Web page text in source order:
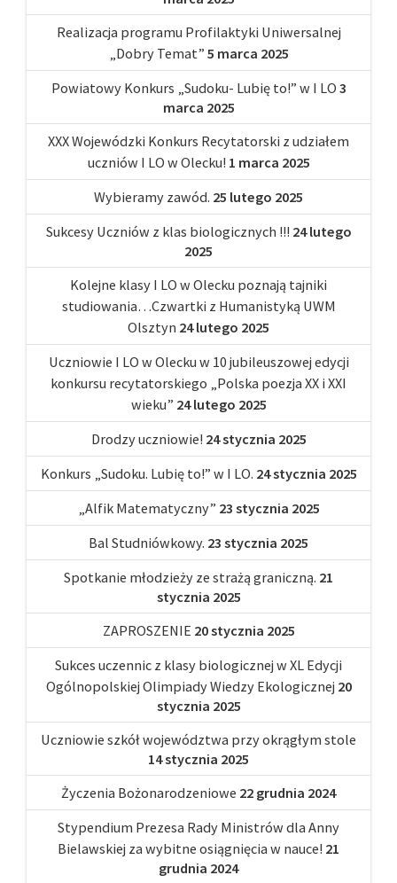
Realizacja programu Profilaktyki Uniwersalnej
„Dobry Temat” 5 marca 2025
Powiatowy Konkurs „Sudoku- Lubię to!” w I LO 3
marca 2025
XXX Wojewódzki Konkurs Recytatorski z udziałem
uczniów I LO w Olecku! 1 marca 2025
Wybieramy zawód. 25 lutego 2025
Sukcesy Uczniów z klas biologicznych !!! 24 lutego
2025
Kolejne klasy I LO w Olecku poznają tajniki
studiowania…Czwartki z Humanistyką UWM
Olsztyn 24 lutego 2025
Uczniowie I LO w Olecku w 10 jubileuszowej edycji
konkursu recytatorskiego „Polska poezja XX i XXI
wieku” 24 lutego 2025
Drodzy uczniowie! 24 stycznia 2025
Konkurs „Sudoku. Lubię to!” w I LO. 24 stycznia 2025
„Alfik Matematyczny” 23 stycznia 2025
Bal Studniówkowy. 23 stycznia 2025
Spotkanie młodzieży ze strażą graniczną. 21
stycznia 2025
ZAPROSZENIE 20 stycznia 2025
Sukces uczennic z klasy biologicznej w XL Edycji
Ogólnopolskiej Olimpiady Wiedzy Ekologicznej 20
stycznia 2025
Uczniowie szkół województwa przy okrągłym stole
14 stycznia 2025
Życzenia Bożonarodzeniowe 22 grudnia 2024
Stypendium Prezesa Rady Ministrów dla Anny
Bielawskiej za wybitne osiągnięcia w nauce! 21
grudnia 2024